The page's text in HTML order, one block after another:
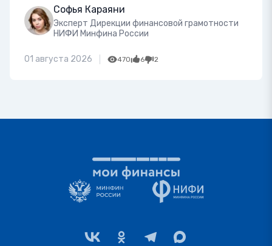
Софья Караяни
Эксперт Дирекции финансовой грамотности
НИФИ Минфина России
01 августа 2026 470 6 2